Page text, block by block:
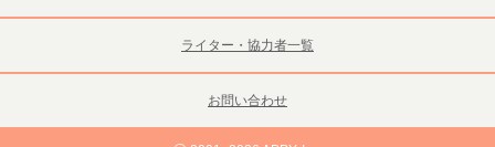
ライター・協力者一覧
お問い合わせ